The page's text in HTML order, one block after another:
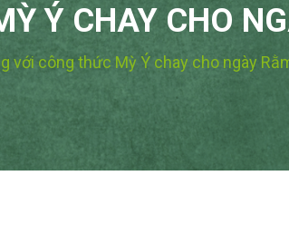
Ý CHAY CHO
với công thức Mỳ Ý chay cho ngày